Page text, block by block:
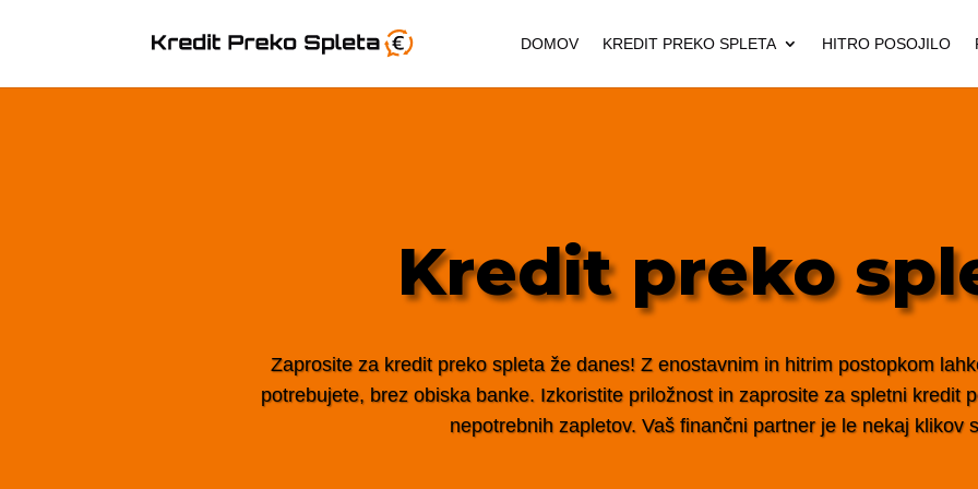
DOMOV KREDIT PREKO SPLETA HITRO POSOJILO
Kredit preko
Zaprosite za kredit preko spleta že danes! Z enostavnim in hitrim postopkom
potrebujete, brez obiska banke. Izkoristite priložnost in zaprosite za spletni kredit
nepotrebnih zapletov. Vaš finančni partner je le nekaj klikov